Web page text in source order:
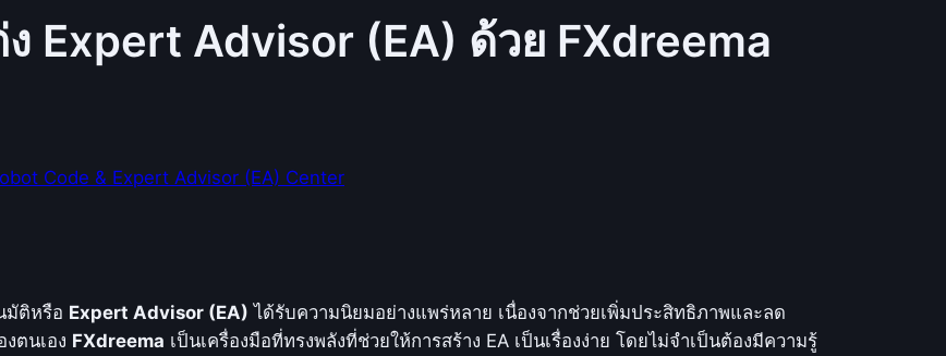
Expert Advisor (EA) ด้วย FXdreema
Code & Expert Advisor (EA) Center
มัติหรือ Expert Advisor (EA) ได้รับความนิยมอย่างแพร่หลาย เนื่องจากช่วยเพิ่มประสิทธิภาพและลด
ตนเอง FXdreema เป็นเครื่องมือที่ทรงพลังที่ช่วยให้การสร้าง EA เป็นเรื่องง่าย โดยไม่จำเป็นต้องมีความรู้